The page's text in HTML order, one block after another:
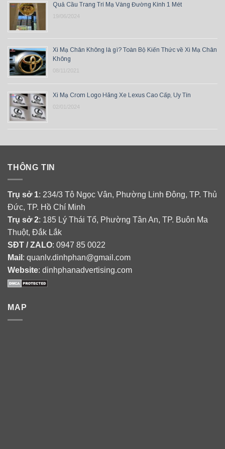
Quả Cầu Trang Trí Mạ Vàng Đường Kính 1 Mét
19/06/2024
Xi Mạ Chân Không là gì? Toàn Bộ Kiến Thức về Xi Mạ Chân
Không
08/11/2021
Xi Mạ Crom Logo Hãng Xe Lexus Cao Cấp, Uy Tín
02/01/2024
THÔNG TIN
Trụ sở 1: 234/3 Tô Ngọc Vân, Phường Linh Đông, TP. Thủ
Đức, TP. Hồ Chí Minh
Trụ sở 2: 185 Lý Thái Tổ, Phường Tân An, TP. Buôn Ma
Thuột, Đắk Lắk
SĐT / ZALO: 0947 85 0022
Mail : quanlv.dinhphan@gmail.com
Website: dinhphanadvertising.com
MAP